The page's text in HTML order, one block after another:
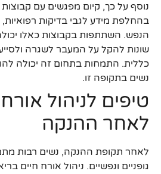
נוסף על כך, קיום מפגשים עם קבוצות
בהחלפת מידע לגבי בדיקות רפואיות,
הנפש. השתתפות בקבוצות כאלו
שונות להקל על המעבר לשגרה
כללית. התמחות בתחום זה יכולה
נשים בתקופה זו.
טיפים לניהול
לאחר ההנקה
לאחר תקופת ההנקה, נשים רבות
גופניים ונפשיים. ניהול אורח חיים